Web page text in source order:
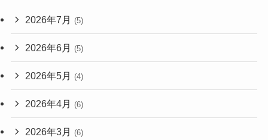
2026年7月 (5)
2026年6月 (5)
2026年5月 (4)
2026年4月 (6)
2026年3月 (6)